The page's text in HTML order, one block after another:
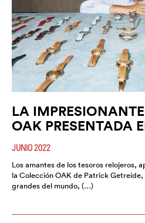
LA
OAK PRESENTADA
JUNIO 2022
Los amantes de los tesoros relojeros,
la Colección OAK de Patrick Getreide,
grandes del mundo, (…)